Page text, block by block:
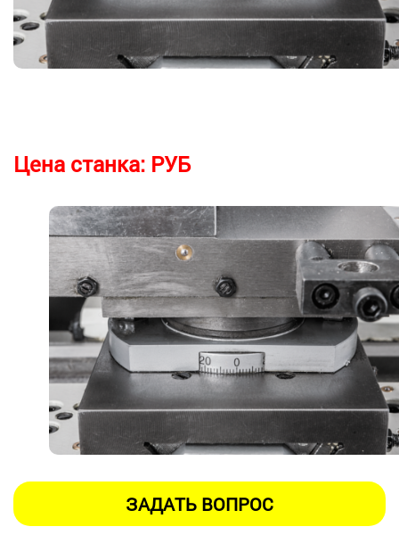
Цена станка: РУБ